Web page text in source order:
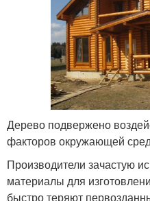
Дерево подвержено
факторов окружающей
Производители зачастую
материалы для
быстро теряют